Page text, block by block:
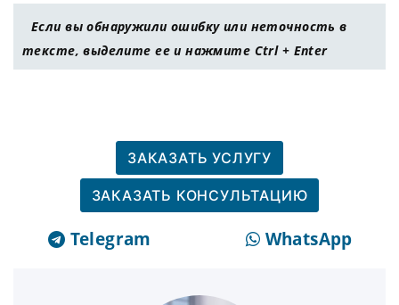
Если вы обнаружили ошибку или неточность в
тексте, выделите ее и нажмите Ctrl + Enter
ЗАКАЗАТЬ УСЛУГУ
ЗАКАЗАТЬ КОНСУЛЬТАЦИЮ
Telegram WhatsApp